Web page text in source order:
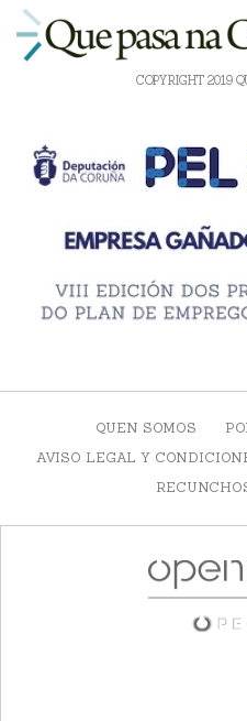
COPYRIGHT 2019
QUEN SOMOS
AVISO LEGAL Y